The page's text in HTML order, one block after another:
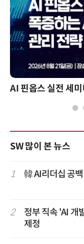
AI 핀옵스 실전 세
SW 많이 본 뉴스
1 韓 AI리더십 공
2
정부 직속 'AI 개
제정